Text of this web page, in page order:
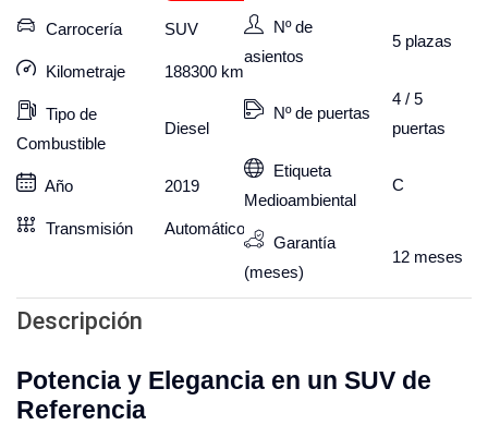
Carrocería SUV
Kilometraje 188300 km
Tipo de
Combustible
Diesel
Año 2019
Transmisión Automático
Nº de
asientos
5 plazas
Nº de puertas
4 / 5
puertas
Etiqueta
Medioambiental
C
Garantía
(meses)
12 meses
Descripción
Potencia y Elegancia en un SUV de
Referencia